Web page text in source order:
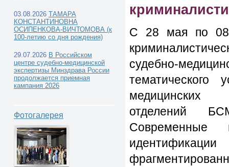
03.08.2026 ТАМАРА
КОНСТАНТИНОВНА
ОСИПЕНКОВА-ВИЧТОМОВА (к
100-летию со дня рождения)
29.07.2026 В Российском
центре судебно-медицинской
экспертизы Минздрава России
продолжается приемная
кампания 2026
Фотогалерея
С 28 мая по 08
судебно-
тематического
медицинских
отделений
Современные